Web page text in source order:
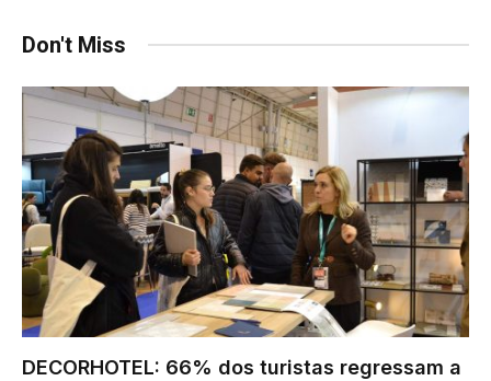
Don't Miss
DECORHOTEL: 66% dos turistas regressam a